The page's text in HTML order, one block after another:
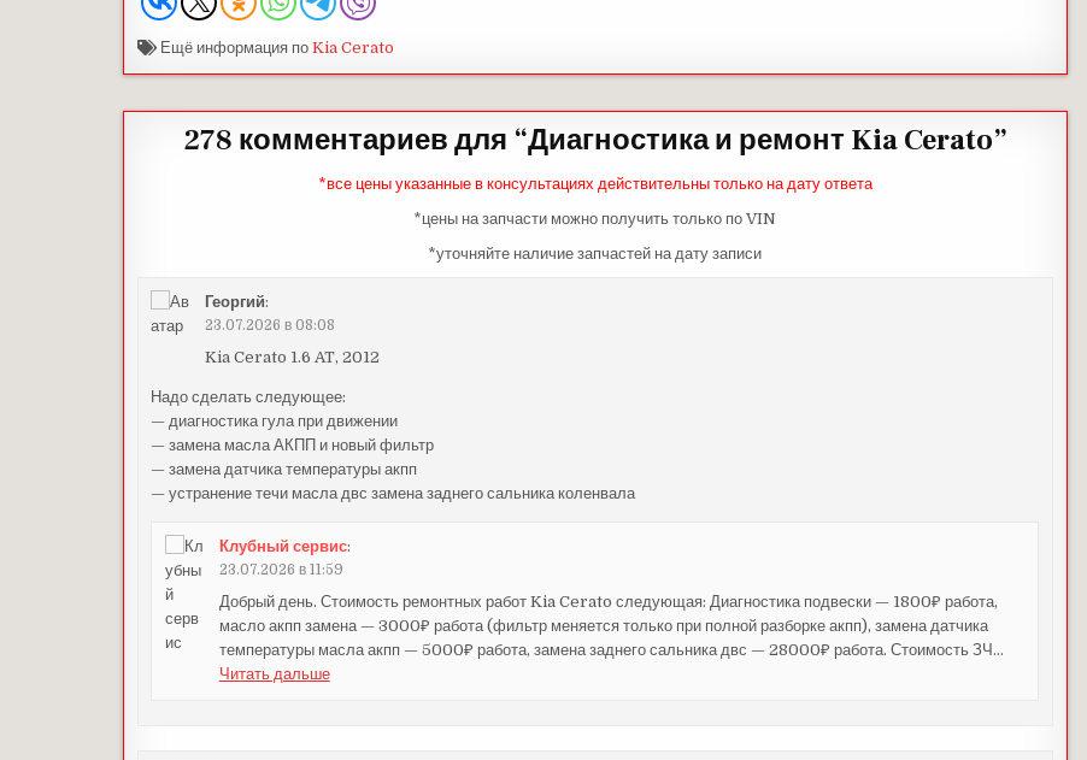
Ещё информация по Kia Cerato
278 комментариев для “Диагностика и ремонт Kia Cerato”
*все цены указанные в консультациях действительны только на дату ответа
*цены на запчасти можно получить только по VIN
*уточняйте наличие запчастей на дату записи
Георгий:
23.07.2026 в 08:08
Kia Cerato 1.6 AT, 2012
Надо сделать следующее:
— диагностика гула при движении
— замена масла АКПП и новый фильтр
— замена датчика температуры акпп
— устранение течи масла двс замена заднего сальника коленвала
Клубный сервис:
23.07.2026 в 11:59
Добрый день. Стоимость ремонтных работ Kia Cerato следующая: Диагностика подвески — 1800₽ работа,
масло акпп замена — 3000₽ работа (фильтр меняется только при полной разборке акпп), замена датчика
температуры масла акпп — 5000₽ работа, замена заднего сальника двс — 28000₽ работа. Стоимость ЗЧ…
Читать дальше